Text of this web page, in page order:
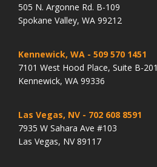
505 N. Argonne Rd. B-109
Spokane Valley, WA 99212
Kennewick, WA - 509 570 1451
7101 West Hood Place, Suite B-201
Kennewick, WA 99336
Las Vegas, NV - 702 608 8591
7935 W Sahara Ave #103
Las Vegas, NV 89117